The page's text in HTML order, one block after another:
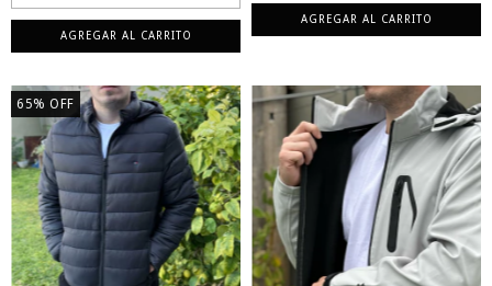
AGREGAR AL CARRITO
AGREGAR AL CARRITO
65% OFF